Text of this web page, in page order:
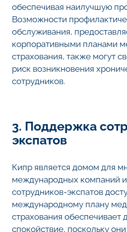
обеспечивая наилучшую
Возможности
обслуживания,
корпоративными планами
страхования, также могут
риск возникновения
сотрудников.
3. Поддержка
экспатов
Кипр является домом для
международных компаний и
сотрудников-экспатов
международному плану
страхования обеспечивает
спокойствие, поскольку